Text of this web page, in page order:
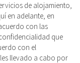
de alojamiento,
en adelante, en
con las
que
con el
llevado a cabo por